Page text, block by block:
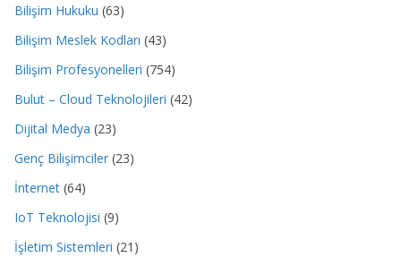
Bilişim Hukuku (63)
Bilişim Meslek Kodları (43)
Bilişim Profesyonelleri (754)
Bulut – Cloud Teknolojileri (42)
Dijital Medya (23)
Genç Bilişimciler (23)
İnternet (64)
IoT Teknolojisi (9)
İşletim Sistemleri (21)